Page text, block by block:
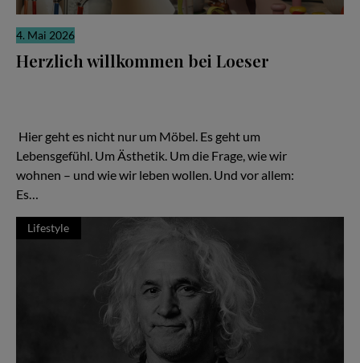
4. Mai 2026
Herzlich willkommen bei Loeser
Hier geht es nicht nur um Möbel. Es geht um
Lebensgefühl. Um Ästhetik. Um die Frage, wie wir
wohnen – und wie wir leben wollen. Und vor allem:
Es…
Lifestyle